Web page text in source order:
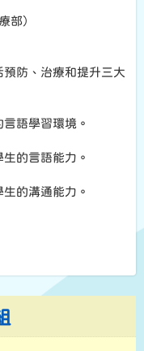
部）
防、治療和提升三大
語學習環境。
的言語能力。
的溝通能力。